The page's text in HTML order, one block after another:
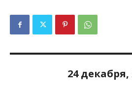
24 декабря,